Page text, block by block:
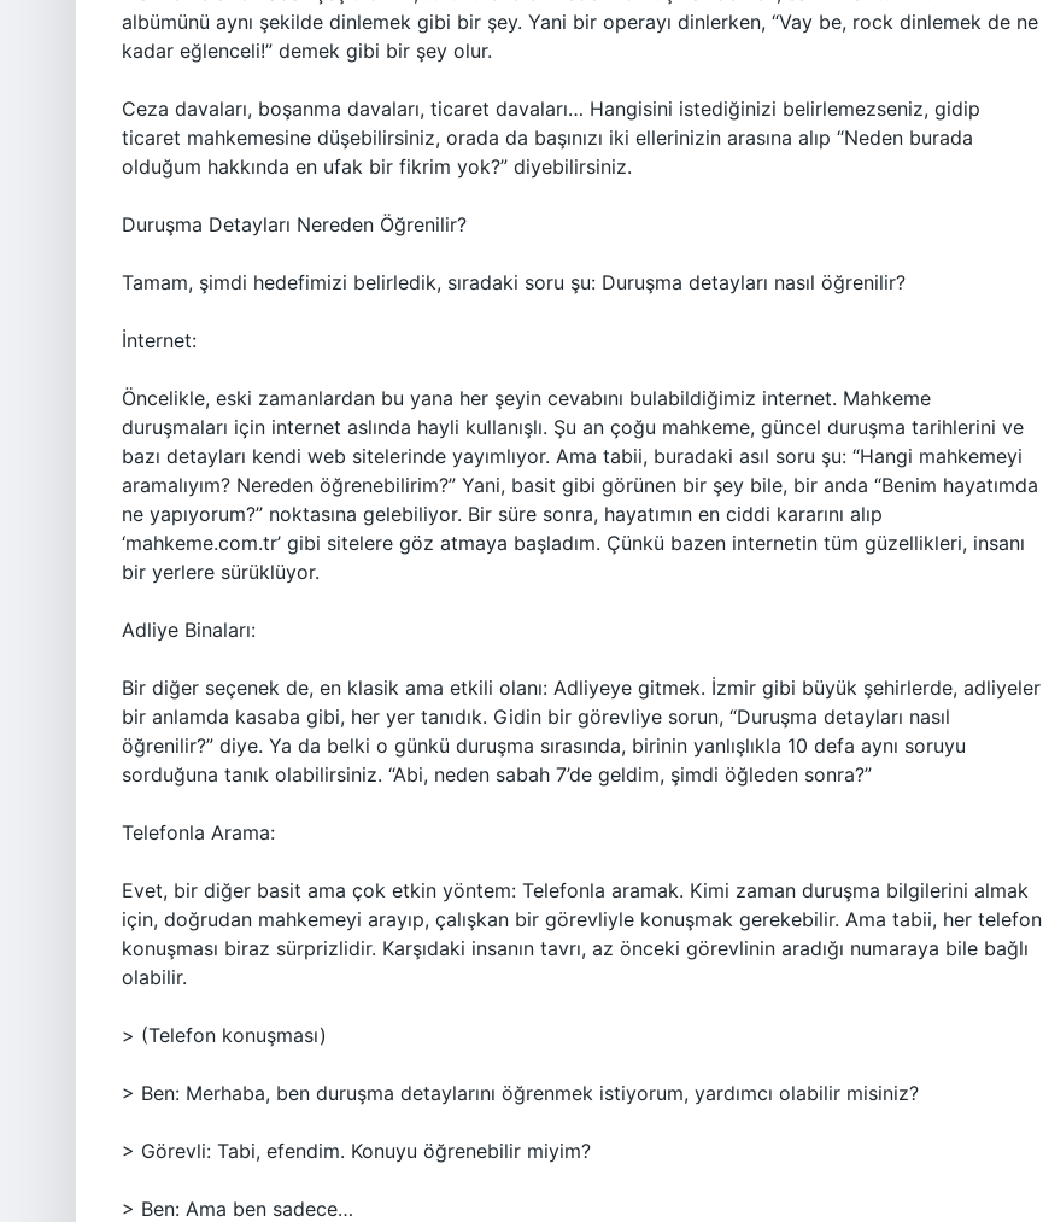
albümünü aynı şekilde dinlemek gibi bir şey. Yani bir operayı dinlerken, “Vay be, rock dinlemek de ne
kadar eğlenceli!” demek gibi bir şey olur.
Ceza davaları, boşanma davaları, ticaret davaları… Hangisini istediğinizi belirlemezseniz, gidip
ticaret mahkemesine düşebilirsiniz, orada da başınızı iki ellerinizin arasına alıp “Neden burada
olduğum hakkında en ufak bir fikrim yok?” diyebilirsiniz.
Duruşma Detayları Nereden Öğrenilir?
Tamam, şimdi hedefimizi belirledik, sıradaki soru şu: Duruşma detayları nasıl öğrenilir?
İnternet:
Öncelikle, eski zamanlardan bu yana her şeyin cevabını bulabildiğimiz internet. Mahkeme
duruşmaları için internet aslında hayli kullanışlı. Şu an çoğu mahkeme, güncel duruşma tarihlerini ve
bazı detayları kendi web sitelerinde yayımlıyor. Ama tabii, buradaki asıl soru şu: “Hangi mahkemeyi
aramalıyım? Nereden öğrenebilirim?” Yani, basit gibi görünen bir şey bile, bir anda “Benim hayatımda
ne yapıyorum?” noktasına gelebiliyor. Bir süre sonra, hayatımın en ciddi kararını alıp
‘mahkeme.com.tr’ gibi sitelere göz atmaya başladım. Çünkü bazen internetin tüm güzellikleri, insanı
bir yerlere sürüklüyor.
Adliye Binaları:
Bir diğer seçenek de, en klasik ama etkili olanı: Adliyeye gitmek. İzmir gibi büyük şehirlerde, adliyeler
bir anlamda kasaba gibi, her yer tanıdık. Gidin bir görevliye sorun, “Duruşma detayları nasıl
öğrenilir?” diye. Ya da belki o günkü duruşma sırasında, birinin yanlışlıkla 10 defa aynı soruyu
sorduğuna tanık olabilirsiniz. “Abi, neden sabah 7’de geldim, şimdi öğleden sonra?”
Telefonla Arama:
Evet, bir diğer basit ama çok etkin yöntem: Telefonla aramak. Kimi zaman duruşma bilgilerini almak
için, doğrudan mahkemeyi arayıp, çalışkan bir görevliyle konuşmak gerekebilir. Ama tabii, her telefon
konuşması biraz sürprizlidir. Karşıdaki insanın tavrı, az önceki görevlinin aradığı numaraya bile bağlı
olabilir.
> (Telefon konuşması)
> Ben: Merhaba, ben duruşma detaylarını öğrenmek istiyorum, yardımcı olabilir misiniz?
> Görevli: Tabi, efendim. Konuyu öğrenebilir miyim?
> Ben: Ama ben sadece…